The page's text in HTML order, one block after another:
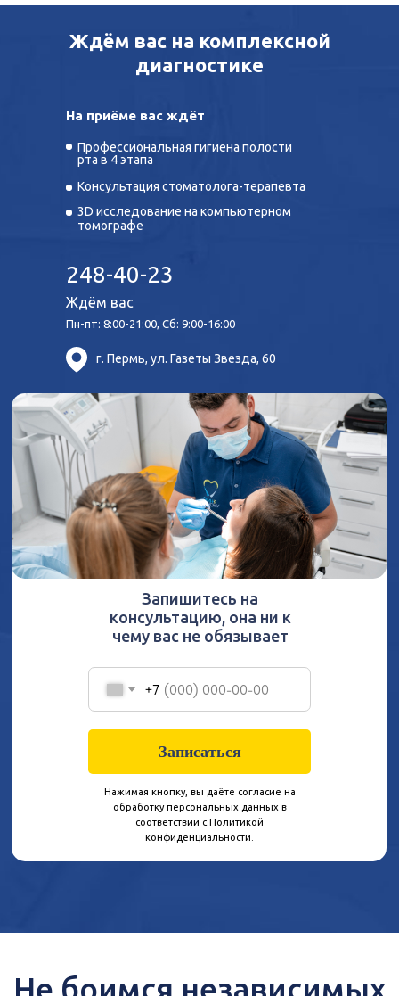
Ждём вас на комплексной
диагностике
248-40-23
На приёме вас ждёт
3D исследование на компьютерном
томографе
Консультация стоматолога-терапевта
Профессиональная гигиена полости
рта в 4 этапа
Ждём вас
Пн-пт: 8:00-21:00, Сб: 9:00-16:00
г. Пермь, ул. Газеты Звезда, 60
+7
Записаться
Запишитесь на
консультацию, она ни к
чему вас не обязывает
Нажимая кнопку, вы даёте согласие на
обработку персональных данных в
соответствии с Политикой
конфиденциальности.